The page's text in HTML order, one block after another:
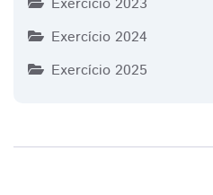
Exercício 2024
Exercício 2025